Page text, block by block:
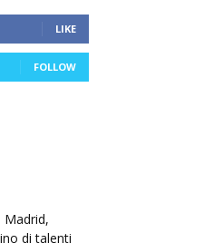
LIKE
FOLLOW
Madrid,
di talenti